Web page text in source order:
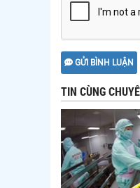
GỬI BÌNH LUẬN
TIN CÙNG